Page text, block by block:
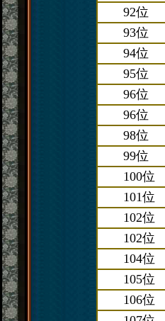
92位
93位
94位
95位
96位
96位
98位
99位
100位
101位
102位
102位
104位
105位
106位